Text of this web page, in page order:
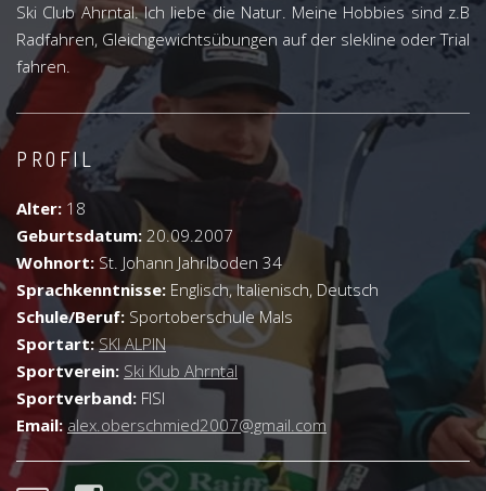
Ski Club Ahrntal. Ich liebe die Natur. Meine Hobbies sind z.B
Radfahren, Gleichgewichtsübungen auf der slekline oder Trial
fahren.
PROFIL
Alter: 18
Geburtsdatum: 20.09.2007
Wohnort: St. Johann Jahrlboden 34
Sprachkenntnisse: Englisch, Italienisch, Deutsch
Schule/Beruf: Sportoberschule Mals
Sportart: SKI ALPIN
Sportverein: Ski Klub Ahrntal
Sportverband: FISI
Email: alex.oberschmied2007@gmail.com